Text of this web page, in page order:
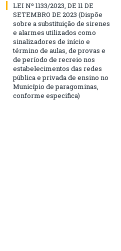
LEI Nº 1133/2023, DE 11 DE
SETEMBRO DE 2023 (Dispõe
sobre a substituição de sirenes
e alarmes utilizados como
sinalizadores de início e
término de aulas, de provas e
de período de recreio nos
estabelecimentos das redes
pública e privada de ensino no
Município de paragominas,
conforme especifica)